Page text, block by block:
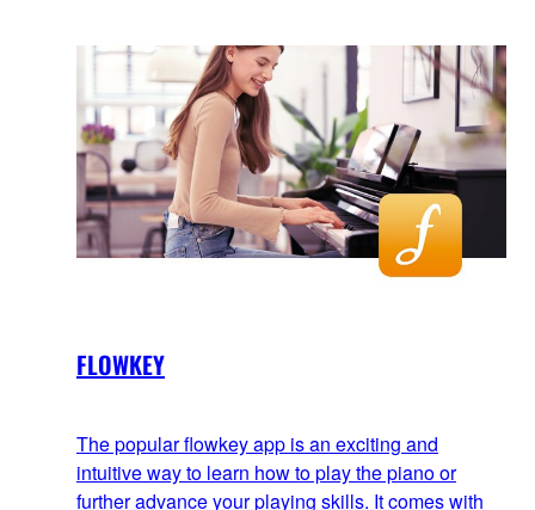
FLOWKEY
The popular flowkey app is an exciting and
intuitive way to learn how to play the piano or
further advance your playing skills. It comes with